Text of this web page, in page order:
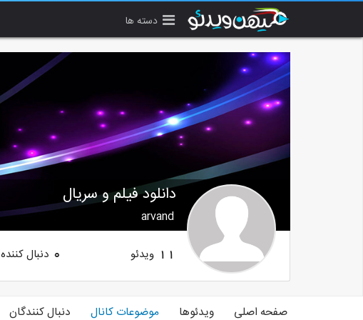
دسته ها
دانلود فیلم و سریال
arvand
11 ویدئو 0 دنبال کننده
صفحه اصلی ویدئوها موضوعات کانال دنبال کنندگان